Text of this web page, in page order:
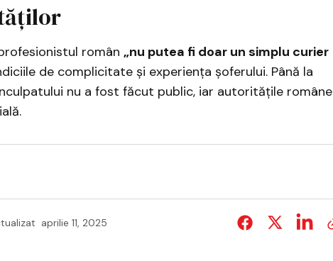
român „nu putea fi doar un simplu curier
de complicitate și experiența șoferului. Până la
nu a fost făcut public, iar autoritățile române
aprilie 11, 2025